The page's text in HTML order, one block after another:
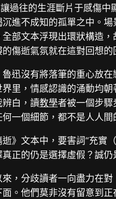
讓過往的生涯斷片于感傷
沉進不成知的孤單之中。
部文本浮現出環狀構造
傷逝氣氛就在這對回想的
迅沒有將落筆的重心放
里，情感認識的涌動均
辨白，讀教學者被一個步
一個細節，都不是人人間
》文本中，要害詞“充實
正的仍是選擇虛假？誠仍
，分歧讀者一向盡力在
。他們莫非沒有留意到